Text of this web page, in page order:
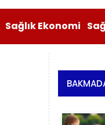
Sağlık Ekonomi